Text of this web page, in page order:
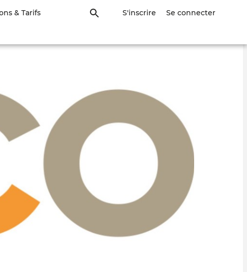
S'inscrire Se connecter
& Tarifs